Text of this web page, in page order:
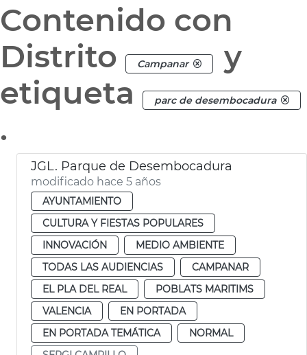
Contenido con
Distrito
Campanar
y
etiqueta
parc de desembocadura
.
JGL. Parque de Desembocadura
modificado hace 5 años
AYUNTAMIENTO
CULTURA Y FIESTAS POPULARES
INNOVACIÓN
MEDIO AMBIENTE
TODAS LAS AUDIENCIAS
CAMPANAR
EL PLA DEL REAL
POBLATS MARITIMS
VALENCIA
EN PORTADA
EN PORTADA TEMÁTICA
NORMAL